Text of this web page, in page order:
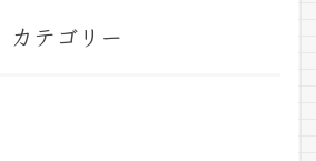
カテゴリー